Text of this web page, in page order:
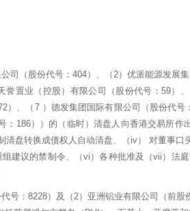
司（股份代号：404）、（2）优派能源发展
置业（控股）有限公司（股份代号：59）
）、（7 ）德发集团国际有限公司（股份代
：186））的（临时）清盘人向香港交易所
清盘转换成债权人自动清盘、（iv） 对董事
建议的禁制令、（vi）各种批准及（vii）法
号：8228）及（2）亚洲铝业有限公司（前